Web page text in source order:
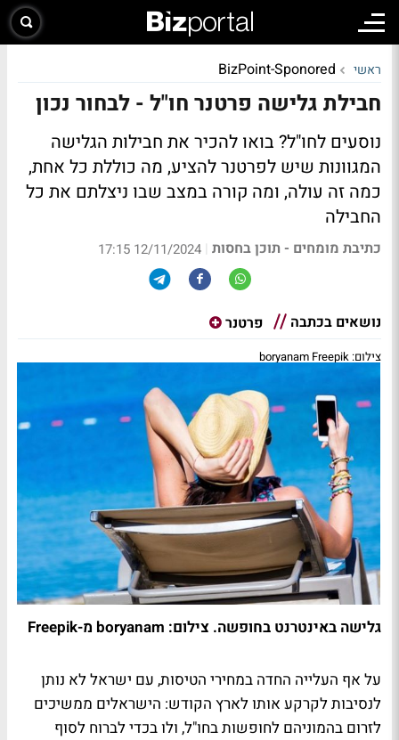
ראשי BizPoint-Sponored
חבילת גלישה פרטנר חו"ל - לבחור נכון
נוסעים לחו"ל? בואו להכיר את חבילות הגלישה
המגוונות שיש לפרטנר להציע, מה כוללת כל אחת,
כמה זה עולה, ומה קורה במצב שבו ניצלתם את כל
החבילה
כתיבת מומחים - תוכן בחסות |
12/11/2024 17:15
נושאים בכתבה פרטנר
צילום: boryanam Freepik
גלישה באינטרנט בחופשה. צילום: boryanam מ-Freepik
על אף העלייה החדה במחירי הטיסות, עם ישראל לא נותן
לנסיבות לקרקע אותו לארץ הקודש: הישראלים ממשיכים
לזרום בהמוניהם לחופשות בחו"ל, ולו בכדי לברוח לסוף